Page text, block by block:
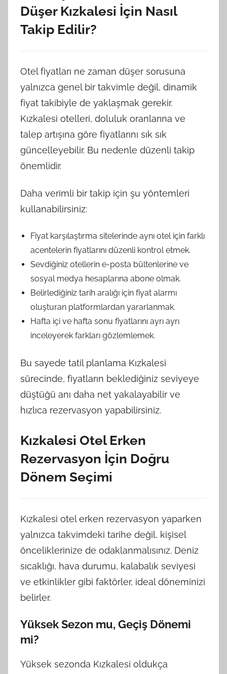
Düşer Kızkalesi İçin Nasıl
Takip Edilir?
Otel fiyatları ne zaman düşer sorusuna
yalnızca genel bir takvimle değil, dinamik
fiyat takibiyle de yaklaşmak gerekir.
Kızkalesi otelleri, doluluk oranlarına ve
talep artışına göre fiyatlarını sık sık
güncelleyebilir. Bu nedenle düzenli takip
önemlidir.
Daha verimli bir takip için şu yöntemleri
kullanabilirsiniz:
Fiyat karşılaştırma sitelerinde aynı otel için farklı
acentelerin fiyatlarını düzenli kontrol etmek.
Sevdiğiniz otellerin e-posta bültenlerine ve
sosyal medya hesaplarına abone olmak.
Belirlediğiniz tarih aralığı için fiyat alarmı
oluşturan platformlardan yararlanmak.
Hafta içi ve hafta sonu fiyatlarını ayrı ayrı
inceleyerek farkları gözlemlemek.
Bu sayede tatil planlama Kızkalesi
sürecinde, fiyatların beklediğiniz seviyeye
düştüğü anı daha net yakalayabilir ve
hızlıca rezervasyon yapabilirsiniz.
Kızkalesi Otel Erken
Rezervasyon İçin Doğru
Dönem Seçimi
Kızkalesi otel erken rezervasyon yaparken
yalnızca takvimdeki tarihe değil, kişisel
önceliklerinize de odaklanmalısınız. Deniz
sıcaklığı, hava durumu, kalabalık seviyesi
ve etkinlikler gibi faktörler, ideal döneminizi
belirler.
Yüksek Sezon mu, Geçiş Dönemi
mi?
Yüksek sezonda Kızkalesi oldukça